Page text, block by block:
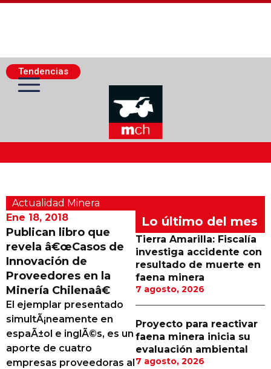
Tendencias
Actualidad Minera
Minería Superficie
Minerí­a Subterránea
Proveedores
Canal Digital
Columnas de Opinión
Designaciones
Actualidad Minera
Ene 18, 2018
Publican libro que
revela â€œCasos de
Innovación de
Proveedores en la
Minería Chilenaâ€
El ejemplar presentado
simultÃ¡neamente en
espaÃ±ol e inglÃ©s, es un
aporte de cuatro
empresas proveedoras al
Lo último del mes
Tierra Amarilla: Fiscalía
investiga accidente con
resultado de muerte en
faena minera
7 agosto, 2026
Proyecto para reactivar
faena minera inicia su
evaluación ambiental
7 agosto, 2026